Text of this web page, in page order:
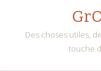
Des choses utiles,
touche